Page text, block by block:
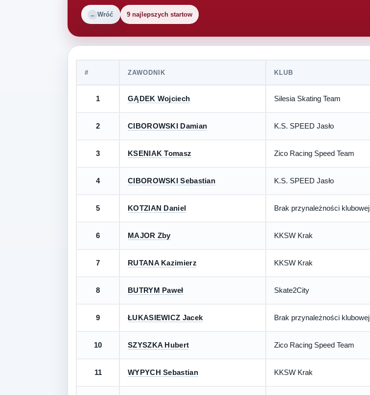
Wróć 9 najlepszych startow
# ZAWODNIK KLUB
1 GĄDEK Wojciech Silesia Skating Team
2 CIBOROWSKI Damian K.S. SPEED Jasło
3 KSENIAK Tomasz Zico Racing Speed Team
4 CIBOROWSKI Sebastian K.S. SPEED Jasło
5 KOTZIAN Daniel Brak przynależności klubowej
6 MAJOR Zby KKSW Krak
7 RUTANA Kazimierz KKSW Krak
8 BUTRYM Paweł Skate2City
9 ŁUKASIEWICZ Jacek Brak przynależności klubowej
10 SZYSZKA Hubert Zico Racing Speed Team
11 WYPYCH Sebastian KKSW Krak